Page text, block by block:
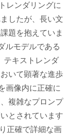
レンダリングに
したが、長い文
題を抱えていま
ルモデルである
テキストレンダ
いて顕著な進歩
画像内に正確に
複雑なプロンプ
とされています
正確で詳細な画